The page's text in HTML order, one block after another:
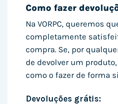
Como fazer
Na VORPC, queremos
completamente
compra. Se, por
de devolver um
como o fazer de forma
Devoluções grátis: